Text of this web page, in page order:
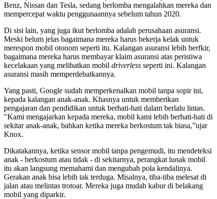
Benz, Nissan dan Tesla, sedang berlomba mengalahkan mereka dan
mempercepat waktu penggunaannya sebelum tahun 2020.
Di sisi lain, yang juga ikut berlomba adalah perusahaan asuransi.
Meski belum jelas bagaimana mereka harus bekerja kelak untuk
merespon mobil otonom seperti itu. Kalangan asuransi lebih berfkir,
bagaimana mereka harus membayar klaim asuransi atas peristiwa
kecelakaan yang melibatkan mobil driverless seperti ini. Kalangan
asuransi masih memperdebatkannya.
Yang pasti, Google sudah memperkenalkan mobil tanpa sopir ini,
kepada kalangan anak-anak. Khasnya untuk memberikan
pengajaran dan pendidikan untuk berhati-hati dalam berlalu lintas.
"Kami mengajarkan kepada mereka, mobil kami lebih berhati-hati di
sekitar anak-anak, bahkan ketika mereka berkostum tak biasa,”ujar
Knox.
Dikatakannya, ketika sensor mobil tanpa pengemudi, itu mendeteksi
anak - berkostum atau tidak - di sekitarnya, perangkat lunak mobil
itu akan langsung memahami dan mengubah pola kendalinya.
Gerakan anak bisa lebih tak terduga. Misalnya, tiba-tiba melesat di
jalan atau melintas trotoar. Mereka juga mudah kabur di belakang
mobil yang diparkir.